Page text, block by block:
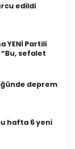
edildi
YENİ Partili
sefalet
deprem
hafta 6 yeni